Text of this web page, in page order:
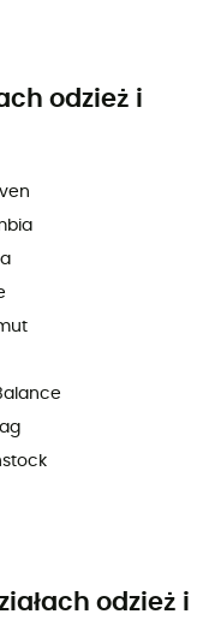
odzież i
odzież i